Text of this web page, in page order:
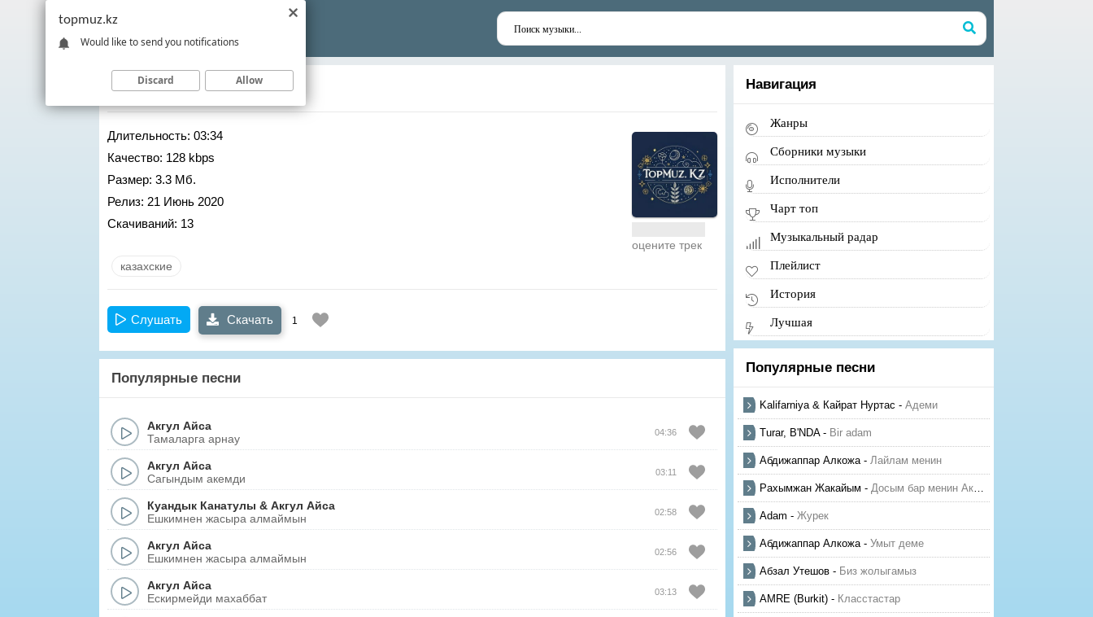
Акгул Айса– Шыда
Длительность: 03:34
Качество: 128 kbps
Размер: 3.3 Мб.
Релиз: 21 Июнь 2020
Скачиваний: 13
оцените трек
казахские
Слушать Скачать 1
Популярные песни
Акгул Айса
Тамаларга арнау
04:36
Акгул Айса
Сагындым акемди
03:11
Куандык Канатулы & Акгул Айса
Ешкимнен жасыра алмаймын
02:58
Акгул Айса
Ешкимнен жасыра алмаймын
02:56
Акгул Айса
Ескирмейди махаббат
03:13
Навигация
Жанры
Сборники музыки
Исполнители
Чарт топ
Музыкальный радар
Плейлист
История
Лучшая
Популярные песни
Kalifarniya & Кайрат Нуртас - Адеми
Turar, B'NDA- Bir adam
Абдижаппар Алкожа- Лайлам менин
Рахымжан Жакайым - Досым бар менин Актауда
Adam - Журек
Абдижаппар Алкожа- Умыт деме
Абзал Утешов - Биз жолыгамыз
AMRE (Burkit) - Класстастар
topmuz.kz
Would like to send you notifications
Discard Allow